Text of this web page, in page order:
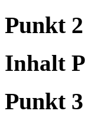
Punkt 2
Inhalt
Punkt 3